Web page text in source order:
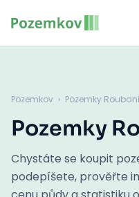
Pozemkov › Pozemky
Pozemky
Chystáte se koupit
podepíšete, prověřte